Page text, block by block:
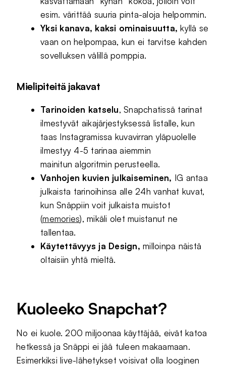
esim. värittää suuria pinta-aloja helpommin.
Yksi kanava, kaksi ominaisuutta,kyllä se
vaan on helpompaa, kun ei tarvitse kahden
sovelluksen välillä pomppia.
Mielipiteitä jakavat
Tarinoiden katselu, Snapchatissä tarinat
ilmestyvät aikajärjestyksessä listalle, kun
taas Instagramissa kuvavirran yläpuolelle
ilmestyy 4-5 tarinaa aiemmin
mainitun algoritmin perusteella.
Vanhojen kuvien julkaiseminen, IG antaa
julkaista tarinoihinsa alle 24h vanhat kuvat,
kun Snäppiin voit julkaista muistot
(memories), mikäli olet muistanut ne
tallentaa.
Käytettävyys ja Design,milloinpa näistä
oltaisiin yhtä mieltä.
Kuoleeko Snapchat?
No ei kuole. 200 miljoonaa käyttäjää, eivät katoa
hetkessä ja Snäppi ei jää tuleen makaamaan.
Esimerkiksi live-lähetykset voisivat olla looginen